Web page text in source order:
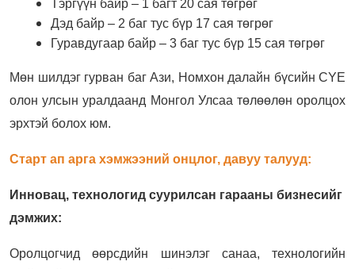
Тэргүүн байр – 1 багт 20 сая төгрөг
Дэд байр – 2 баг тус бүр 17 сая төгрөг
Гуравдугаар байр – 3 баг тус бүр 15 сая төгрөг
Мөн шилдэг гурван баг Ази, Номхон далайн бүсийн CYE
олон улсын уралдаанд Монгол Улсаа төлөөлөн оролцох
эрхтэй болох юм.
Старт ап арга хэмжээний онцлог, давуу талууд:
Инновац, технологид суурилсан гарааны бизнесийг
дэмжих:
Оролцогчид өөрсдийн шинэлэг санаа, технологийн